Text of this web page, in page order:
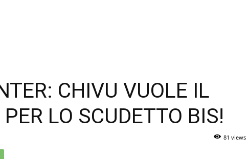
CHIVU VUOLE IL
LO SCUDETTO BIS!
81 views